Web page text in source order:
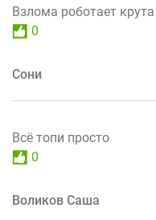
Взлома роботает
0
Сони
Всё топи просто
0
Воликов Саша